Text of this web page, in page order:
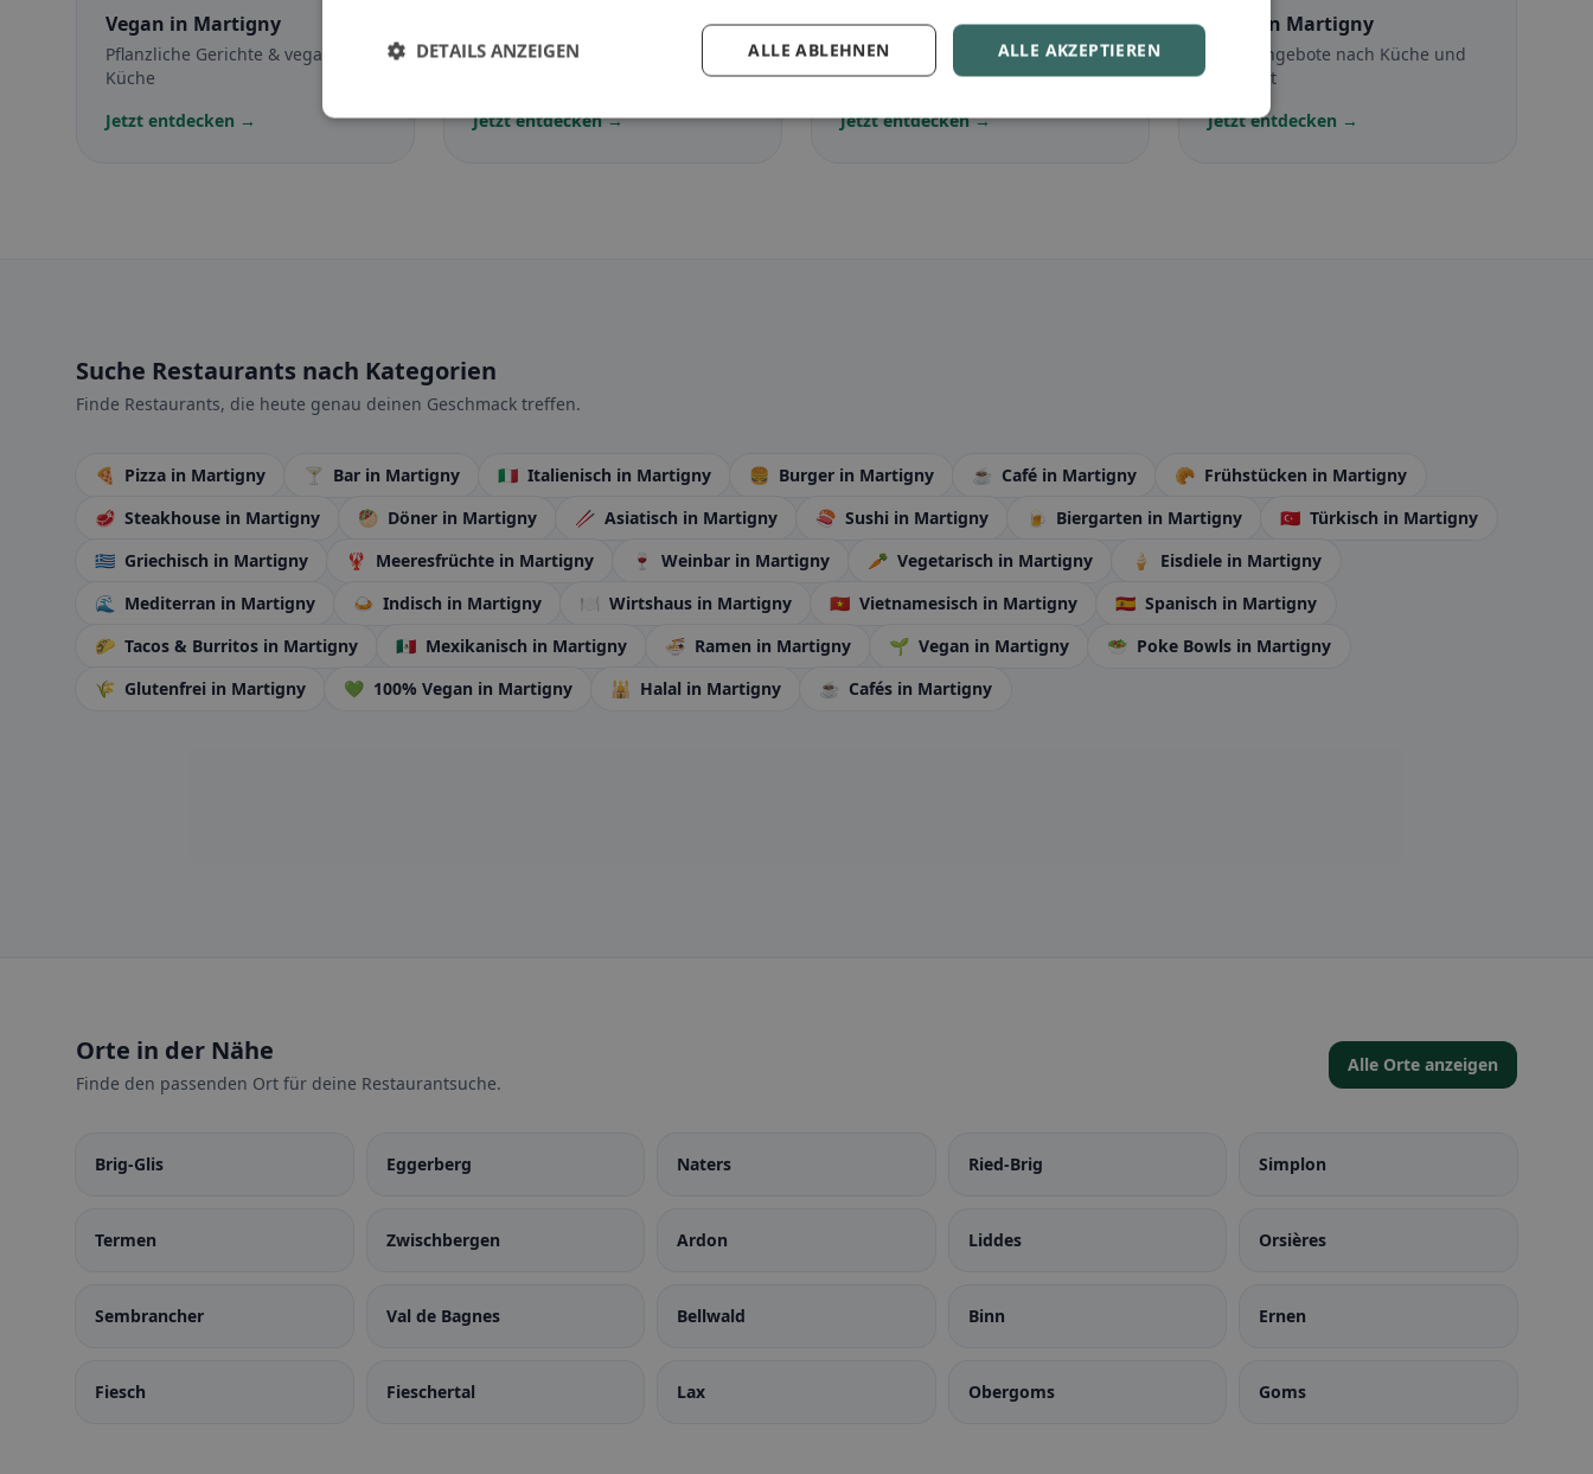
Vegan in Martigny
Pflanzliche Gerichte & vegane
Küche
Jetzt entdecken →
Fleischlose Gerichte &
Jetzt entdecken →
Glutenfrei in Martigny
Glutenfreie Optionen &
Community-Tipps
Jetzt entdecken →
in Martigny
Halal-Angebote nach Küche und
Standort
Jetzt entdecken →
Suche Restaurants nach Kategorien
Finde Restaurants, die heute genau deinen Geschmack treffen.
🍕 Pizza in Martigny 🍸 Bar in Martigny 🇮🇹 Italienisch in Martigny 🍔 Burger in Martigny ☕ Café in Martigny 🥐 Frühstücken in Martigny
🥩 Steakhouse in Martigny 🥙 Döner in Martigny 🥢 Asiatisch in Martigny 🍣 Sushi in Martigny 🍺 Biergarten in Martigny 🇹🇷 Türkisch in Martigny
🇬🇷 Griechisch in Martigny 🦞 Meeresfrüchte in Martigny 🍷 Weinbar in Martigny 🥕 Vegetarisch in Martigny 🍦 Eisdiele in Martigny
🌊
Mediterran in Martigny 🍛 Indisch in Martigny 🍽️ Wirtshaus in Martigny 🇻🇳 Vietnamesisch in Martigny 🇪🇸 Spanisch in Martigny
🌮 Tacos & Burritos in Martigny 🇲🇽 Mexikanisch in Martigny 🍜 Ramen in Martigny 🌱 Vegan in Martigny 🥗 Poke Bowls in Martigny
🌾 Glutenfrei in Martigny 💚 100% Vegan in Martigny 🕌 Halal in Martigny ☕ Cafés in Martigny
Orte in der Nähe
Finde den passenden Ort für deine Restaurantsuche.
Alle Orte anzeigen
Brig-Glis Eggerberg Naters Ried-Brig Simplon
Termen Zwischbergen Ardon Liddes Orsières
Sembrancher Val de Bagnes Bellwald Binn Ernen
Fiesch Fieschertal Lax Obergoms Goms
ALLE AKZEPTIEREN
ALLE ABLEHNEN
DETAILS ANZEIGEN